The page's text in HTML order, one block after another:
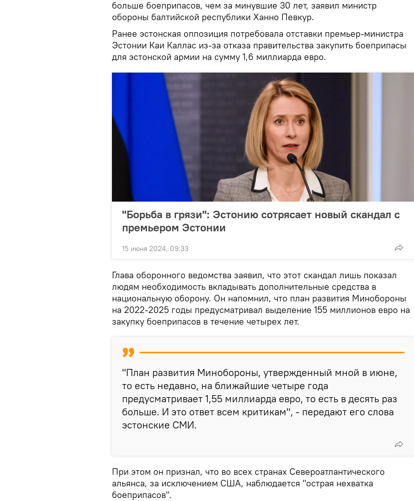
больше боеприпасов, чем за минувшие 30 лет, заявил министр
обороны балтийской республики Ханно Певкур.
Ранее эстонская оппозиция потребовала отставки премьер-министра
Эстонии Каи Каллас из-за отказа правительства закупить боеприпасы
для эстонской армии на сумму 1,6 миллиарда евро.
"Борьба в грязи": Эстонию сотрясает новый скандал с
премьером Эстонии
15 июня 2024, 09:33
Глава оборонного ведомства заявил, что этот скандал лишь показал
людям необходимость вкладывать дополнительные средства в
национальную оборону. Он напомнил, что план развития Минобороны
на 2022-2025 годы предусматривал выделение 155 миллионов евро на
закупку боеприпасов в течение четырех лет.
"План развития Минобороны, утвержденный мной в июне,
то есть недавно, на ближайшие четыре года
предусматривает 1,55 миллиарда евро, то есть в десять раз
больше. И это ответ всем критикам", - передают его слова
эстонские СМИ.
При этом он признал, что во всех странах Североатлантического
альянса, за исключением США, наблюдается "острая нехватка
боеприпасов".